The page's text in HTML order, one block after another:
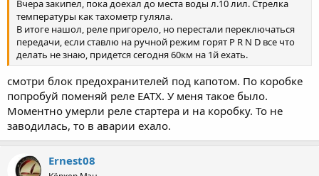
Вчера закипел, пока доехал до места воды л.10 лил. Стрелка
температуры как тахометр гуляла.
В итоге нашол, реле пригорело, но перестали переключаться
передачи, если ставлю на ручной режим горят P R N D все что
делать не знаю, придется сегодня 60км на 1й ехать.
смотри блок предохранителей под капотом. По коробке
попробуй поменяй реле EATX. У меня такое было.
Моментно умерли реле стартера и на коробку. То не
заводилась, то в аварии ехало.
Ernest08